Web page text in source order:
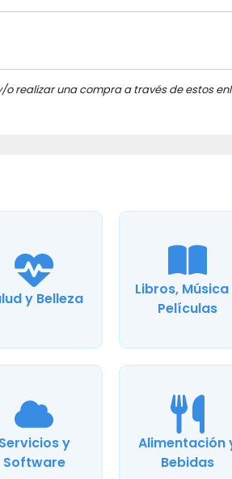
realizar una compra a través de estos
y Belleza
Libros,
Películas
Servicios y
Software
Alimentación
Bebidas